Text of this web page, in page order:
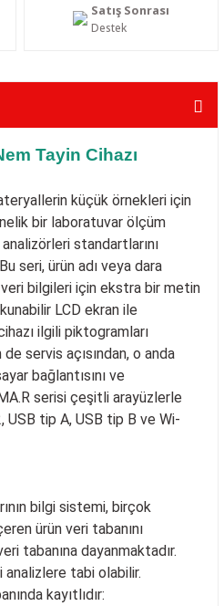
Satış Sonrası
Destek
Tayin Cihazı
küçük örnekleri için
bir laboratuvar ölçüm
standartlarını
seri, ürün adı veya dara
bilgileri için ekstra bir metin
LCD ekran ile
ilgili piktogramları
servis açısından, o anda
bağlantısını ve
serisi çeşitli arayüzlerle
tip A, USB tip B ve Wi-
bilgi sistemi, birçok
ürün veri tabanını
tabanına dayanmaktadır.
tabi olabilir.
kayıtlıdır: